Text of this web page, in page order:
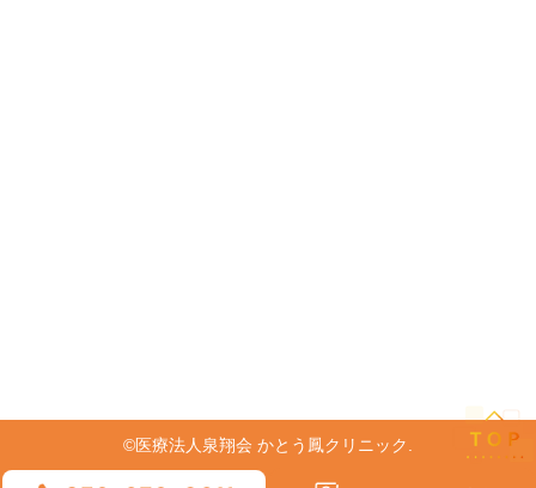
©医療法人泉翔会 かとう鳳クリニック.